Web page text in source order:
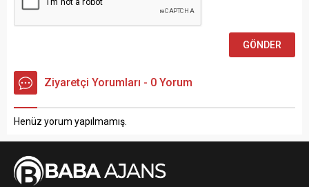
Ziyaretçi Yorumları - 0 Yorum
Henüz yorum yapılmamış.